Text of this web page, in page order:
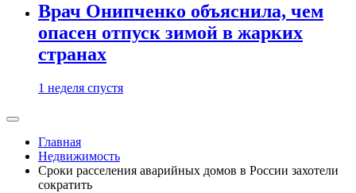
Врач Онипченко объяснила, чем
опасен отпуск зимой в жарких
странах
1 неделя спустя
Главная
Недвижимость
Сроки расселения аварийных домов в России захотели
сократить